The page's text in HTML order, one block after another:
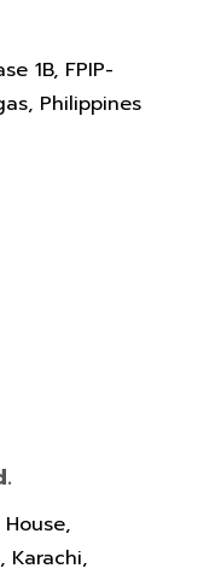
1B, FPIP-
Philippines
Karachi,